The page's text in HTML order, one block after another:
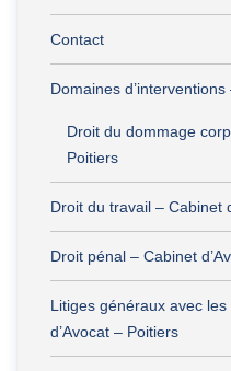
Contact
Domaines
Droit du dommage
Poitiers
Droit du travail – Cabinet
Droit pénal – Cabinet
Litiges généraux avec
d’Avocat – Poitiers